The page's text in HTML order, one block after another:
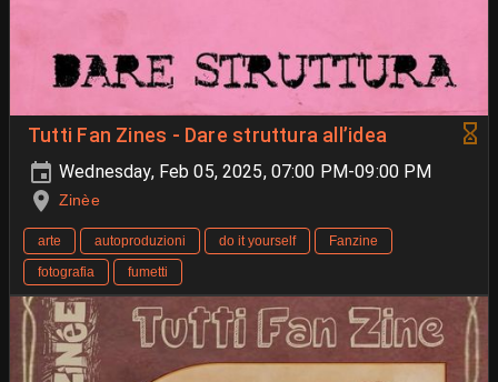
Tutti Fan Zines - Dare struttura all’idea
Wednesday, Feb 05, 2025, 07:00 PM-09:00 PM
Zinèe
arte autoproduzioni do it yourself
Fanzine
fotografia
fumetti